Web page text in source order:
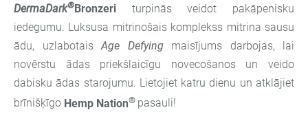
DermaDark® Bronzeri turpinās veidot pakāpenisku
iedegumu. Luksusa mitrinošais komplekss mitrina sausu
ādu, uzlabotaisAge Defying maisījums darbojas, lai
novērstu ādas priekšlaicīgu novecošanos un veido
dabisku ādas starojumu. Lietojiet katru dienu un atklājiet
brīnišķīgo Hemp Nation® pasauli!